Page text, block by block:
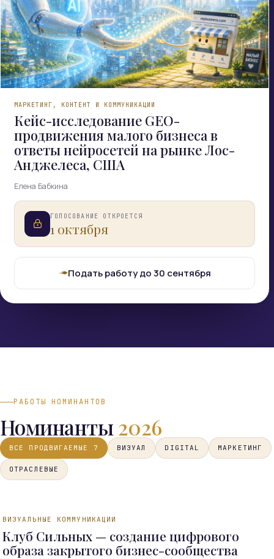
МАРКЕТИНГ, КОНТЕНТ И КОММУНИКАЦИИ
Кейс-исследование GEO-
продвижения малого бизнеса в
ответы нейросетей на рынке Лос-
Анджелеса, США
Елена Бабкина
ГОЛОСОВАНИЕ ОТКРОЕТСЯ
1 октября
Подать работу до 30 сентября
РАБОТЫ НОМИНАНТОВ
Номинанты2026
ВСЕ ПРОДВИГАЕМЫЕ 7 ВИЗУАЛ DIGITAL МАРКЕТИНГ
ОТРАСЛЕВЫЕ
НОМИНАНТ 2026
ВИЗУАЛЬНЫЕ КОММУНИКАЦИИ
Клуб Сильных — создание цифрового
образа закрытого бизнес-сообщества